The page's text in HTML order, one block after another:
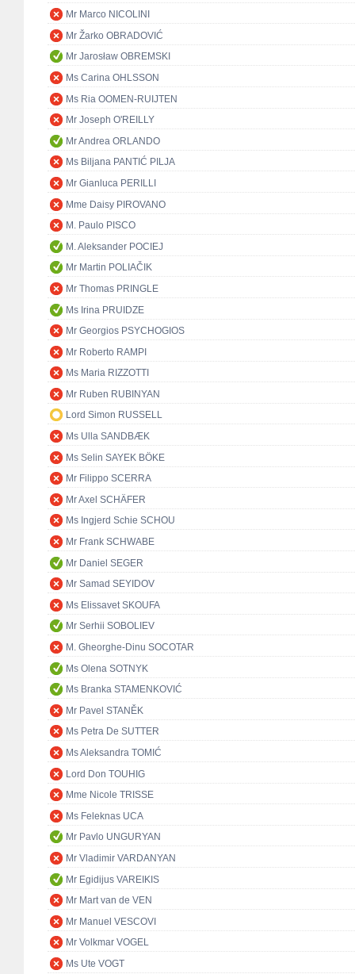
Mr Marco NICOLINI
Mr Žarko OBRADOVIĆ
Mr Jarosław OBREMSKI
Ms Carina OHLSSON
Ms Ria OOMEN-RUIJTEN
Mr Joseph O'REILLY
Mr Andrea ORLANDO
Ms Biljana PANTIĆ PILJA
Mr Gianluca PERILLI
Mme Daisy PIROVANO
M. Paulo PISCO
M. Aleksander POCIEJ
Mr Martin POLIAČIK
Mr Thomas PRINGLE
Ms Irina PRUIDZE
Mr Georgios PSYCHOGIOS
Mr Roberto RAMPI
Ms Maria RIZZOTTI
Mr Ruben RUBINYAN
Lord Simon RUSSELL
Ms Ulla SANDBÆK
Ms Selin SAYEK BÖKE
Mr Filippo SCERRA
Mr Axel SCHÄFER
Ms Ingjerd Schie SCHOU
Mr Frank SCHWABE
Mr Daniel SEGER
Mr Samad SEYIDOV
Ms Elissavet SKOUFA
Mr Serhii SOBOLIEV
M. Gheorghe-Dinu SOCOTAR
Ms Olena SOTNYK
Ms Branka STAMENKOVIĆ
Mr Pavel STANĚK
Ms Petra De SUTTER
Ms Aleksandra TOMIĆ
Lord Don TOUHIG
Mme Nicole TRISSE
Ms Feleknas UCA
Mr Pavlo UNGURYAN
Mr Vladimir VARDANYAN
Mr Egidijus VAREIKIS
Mr Mart van de VEN
Mr Manuel VESCOVI
Mr Volkmar VOGEL
Ms Ute VOGT